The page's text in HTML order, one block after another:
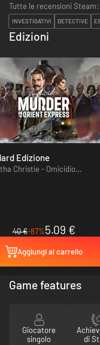
Tutte le recensioni Steam:
INVESTIGATIVI DETECTIVE
Edizioni
Edizione
Christie - Omicidio
40 €-87%5.09 €
Aggiungi al carrello
Game features
Giocatore
singolo
di